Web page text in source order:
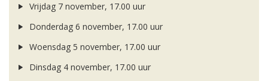
Vrijdag 7 november, 17.00 uur
Donderdag 6 november, 17.00 uur
Woensdag 5 november, 17.00 uur
Dinsdag 4 november, 17.00 uur